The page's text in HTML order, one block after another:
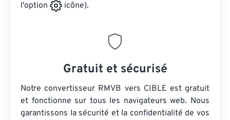
l'option
icône).
Gratuit et sécurisé
Notre convertisseur RMVB vers CIBLE est gratuit
et fonctionne sur tous les navigateurs web. Nous
garantissons la sécurité et la confidentialité de vos